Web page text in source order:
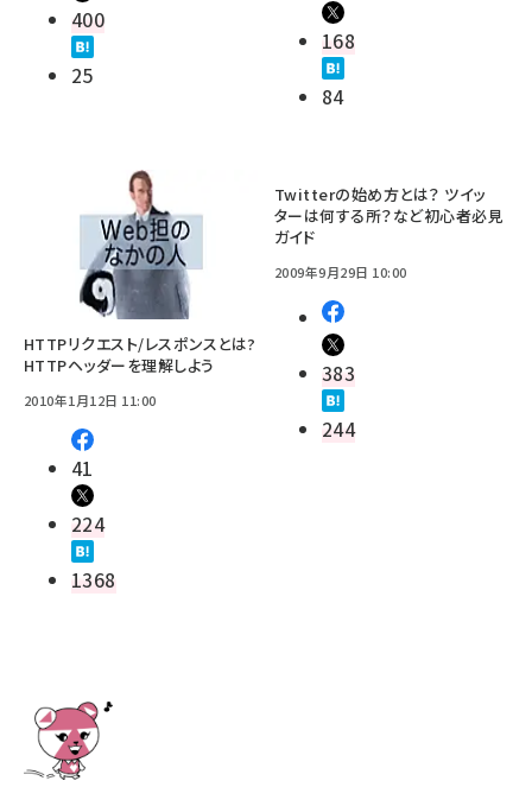
400
25
168
84
HTTPリクエスト/レスポンスとは?
HTTPヘッダーを理解しよう
2010年1月12日 11:00
41
224
1368
Twitterの始め方とは？ ツイッ
ターは何する所？など初心者必見
ガイド
2009年9月29日 10:00
383
244